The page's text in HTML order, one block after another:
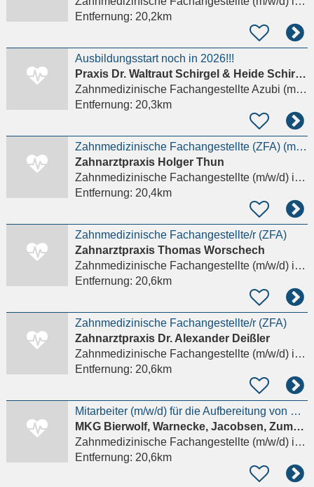
Entfernung: 20,2km
Ausbildungsstart noch in 2026!!!
Praxis Dr. Waltraut Schirgel & Heide Schirgel GbR
Zahnmedizinische Fachangestellte Azubi (m/w/d)
Entfernung: 20,3km
Zahnmedizinische Fachangestellte (ZFA) (m/w/d)
Zahnarztpraxis Holger Thun
Zahnmedizinische Fachangestellte (m/w/d)in Schwerin
Entfernung: 20,4km
Zahnmedizinische Fachangestellte/r (ZFA)
Zahnarztpraxis Thomas Worschech
Zahnmedizinische Fachangestellte (m/w/d)in Schwerin
Entfernung: 20,6km
Zahnmedizinische Fachangestellte/r (ZFA)
Zahnarztpraxis Dr. Alexander Deißler
Zahnmedizinische Fachangestellte (m/w/d)in Schwerin
Entfernung: 20,6km
Mitarbeiter (m/w/d) für die Aufbereitung von Medizinprodukten (AEMP) in unserer MKG-Praxis gesucht
MKG Bierwolf, Warnecke, Jacobsen, Zumstrull PartG
Zahnmedizinische Fachangestellte (m/w/d)in Schwerin
Entfernung: 20,6km